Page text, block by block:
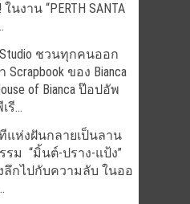
นงาน “PERTH SANTA
Studio ชวนทุกคนออก
Scrapbook ของ Bianca
of Bianca ป๊อปอัพ
รี...
ทีแห่งฝันกลายเป็นลาน
รม “มิ้นต์-ปราง-แป้ง”
ลึกไปกับความลับ ในออ